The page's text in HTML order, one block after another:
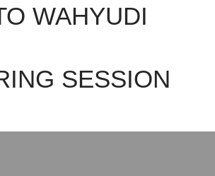
WAHYUDI
SESSION